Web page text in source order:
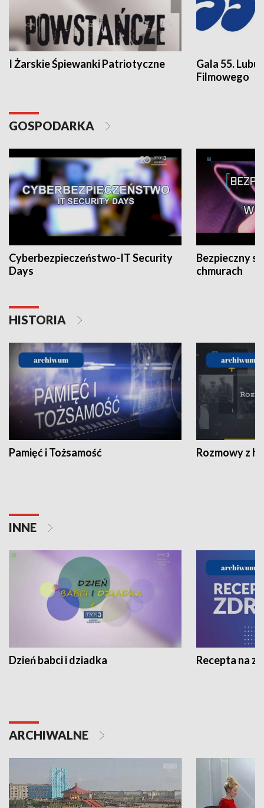
I Żarskie Śpiewanki Patriotyczne
Gala 55.
Filmowego
GOSPODARKA
Cyberbezpieczeństwo-IT Security
Days
Bezpieczny
chmurach
HISTORIA
Pamięć i Tożsamość Rozmowy z
INNE
Dzień babci i dziadka Recepta na
ARCHIWALNE